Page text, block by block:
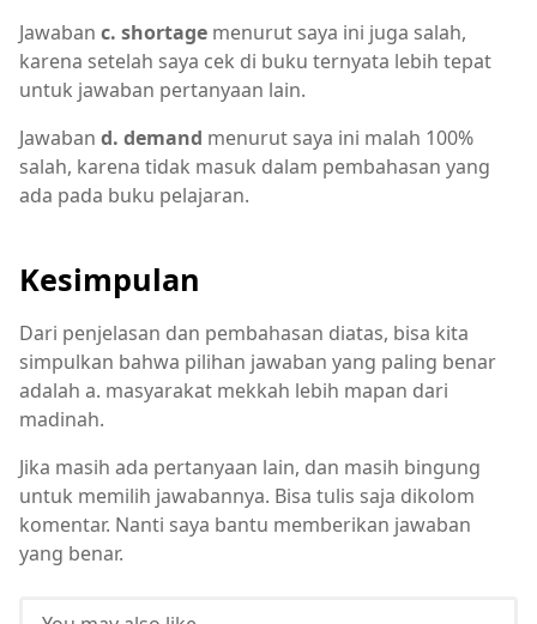
Jawaban c. shortage menurut saya ini juga salah,
karena setelah saya cek di buku ternyata lebih tepat
untuk jawaban pertanyaan lain.
Jawaban d. demand menurut saya ini malah 100%
salah, karena tidak masuk dalam pembahasan yang
ada pada buku pelajaran.
Kesimpulan
Dari penjelasan dan pembahasan diatas, bisa kita
simpulkan bahwa pilihan jawaban yang paling benar
adalah a. masyarakat mekkah lebih mapan dari
madinah.
Jika masih ada pertanyaan lain, dan masih bingung
untuk memilih jawabannya. Bisa tulis saja dikolom
komentar. Nanti saya bantu memberikan jawaban
yang benar.